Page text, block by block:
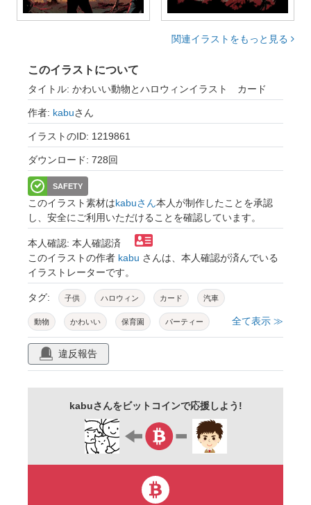
関連イラストをもっと見る
このイラストについて
タイトル: かわいい動物とハロウィンイラスト カード
作者: kabuさん
イラストのID: 1219861
ダウンロード: 728回
SAFETY
このイラスト素材はkabuさん本人が制作したことを承認
し、安全にご利用いただけることを確認しています。
本人確認: 本人確認済
このイラストの作者 kabu さんは、本人確認が済んでいる
イラストレーターです。
タグ: 子供 ハロウィン カード 汽車
動物 かわいい 保育園 パーティー
ガーランド ベクター
ハッピーハロウィン イベント
グリーティング 背景素材 枠
トリックオアトリート スペース 案内状
キャンディ
全て表示 ≫
違反報告
kabuさんをビットコインで応援しよう!